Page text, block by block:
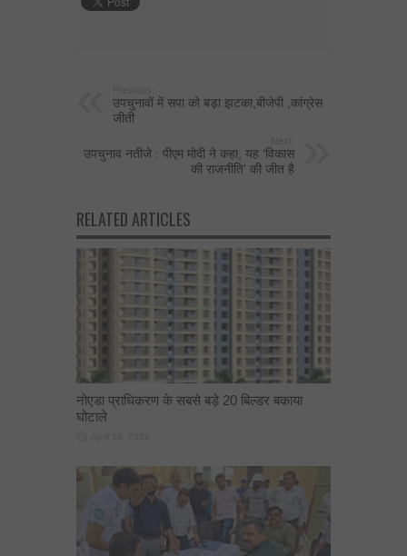
उपचुनावों में सपा को बड़ा झटका,बीजेपी ,कांग्रेस
जीती
उपचुनाव नतीजे : पीएम मोदी ने कहा, यह ‘विकास
की राजनीति’ की जीत है
RELATED ARTICLES
नोएडा प्राधिकरण के सबसे बड़े 20 बिल्डर बकाया
घोटाले